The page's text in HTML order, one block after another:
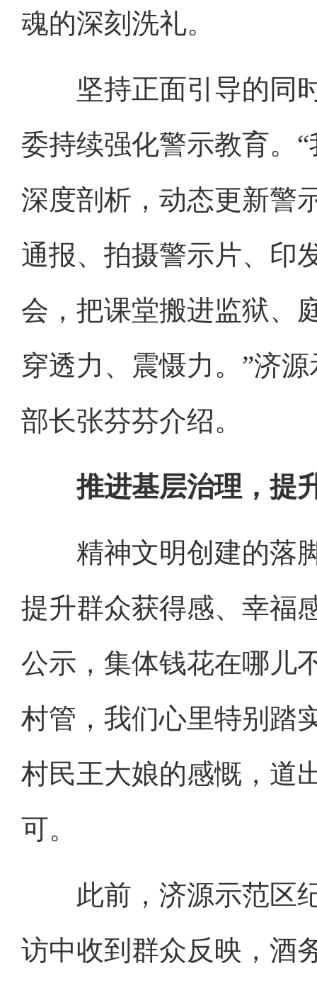
魂的深刻洗礼。
坚持正面引导的同时
委持续强化警示教育。
深度剖析，动态更新警
通报、拍摄警示片、印
会，把课堂搬进监狱、
穿透力、震慑力。”济
部长张芬芬介绍。
推进基层治理，提
精神文明创建的落脚
提升群众获得感、幸福
公示，集体钱花在哪儿
村管，我们心里特别踏
村民王大娘的感慨，道
可。
此前，济源示范区纪
访中收到群众反映，酒